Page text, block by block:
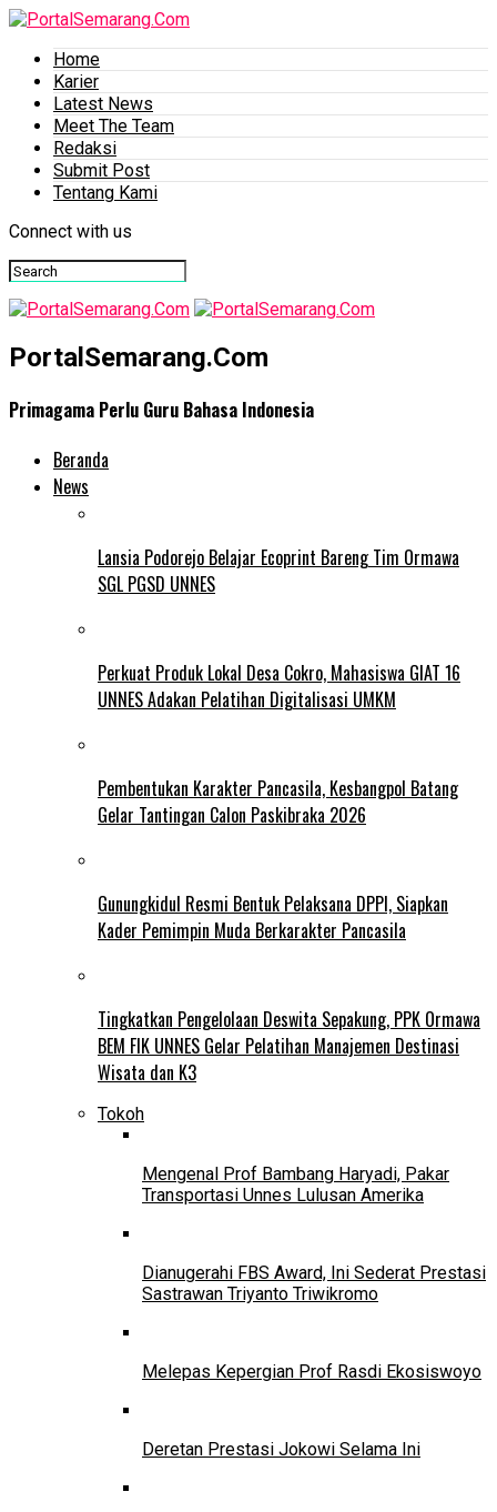
Home
Karier
Latest News
Meet The Team
Redaksi
Submit Post
Tentang Kami
Connect with us
PortalSemarang.Com
Primagama Perlu Guru Bahasa Indonesia
Beranda
News
Lansia Podorejo Belajar Ecoprint Bareng Tim Ormawa
SGL PGSD UNNES
Perkuat Produk Lokal Desa Cokro, Mahasiswa GIAT 16
UNNES Adakan Pelatihan Digitalisasi UMKM
Pembentukan Karakter Pancasila, Kesbangpol Batang
Gelar Tantingan Calon Paskibraka 2026
Gunungkidul Resmi Bentuk Pelaksana DPPI, Siapkan
Kader Pemimpin Muda Berkarakter Pancasila
Tingkatkan Pengelolaan Deswita Sepakung, PPK Ormawa
BEM FIK UNNES Gelar Pelatihan Manajemen Destinasi
Wisata dan K3
Tokoh
Mengenal Prof Bambang Haryadi, Pakar
Transportasi Unnes Lulusan Amerika
Dianugerahi FBS Award, Ini Sederat Prestasi
Sastrawan Triyanto Triwikromo
Melepas Kepergian Prof Rasdi Ekosiswoyo
Deretan Prestasi Jokowi Selama Ini